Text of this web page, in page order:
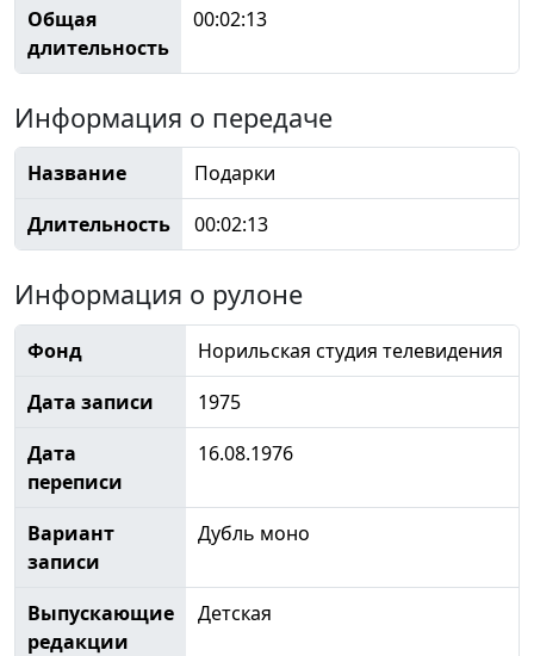
Общая
длительность
00:02:13
Информация о передаче
Название
Подарки
Длительность
00:02:13
Информация о рулоне
Фонд
Норильская студия телевидения
Дата записи
1975
Дата
переписи
16.08.1976
Вариант
записи
Дубль моно
Выпускающие
редакции
Детская